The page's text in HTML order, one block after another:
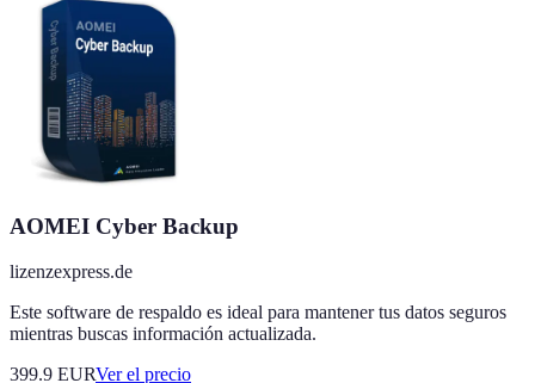
AOMEI Cyber Backup
lizenzexpress.de
Este software de respaldo es ideal para mantener tus datos seguros
mientras buscas información actualizada.
399.9 EURVer el precio